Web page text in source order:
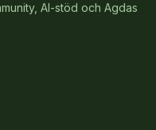
AI-stöd och Agdas